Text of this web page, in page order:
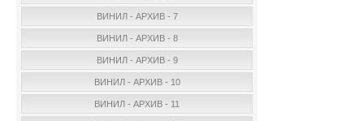
ВИНИЛ - АРХИВ - 7
ВИНИЛ - АРХИВ - 8
ВИНИЛ - АРХИВ - 9
ВИНИЛ - АРХИВ - 10
ВИНИЛ - АРХИВ - 11